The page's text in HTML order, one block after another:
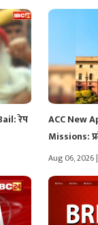
रेप
ACC New
Missions:
Aug 06, 2026